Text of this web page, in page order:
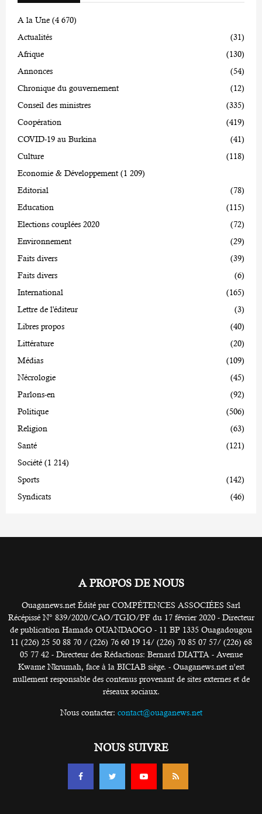
A la Une (4 670)
Actualités
(31)
Afrique
(130)
Annonces
(54)
Chronique du gouvernement
(12)
Conseil des ministres
(335)
Coopération
(419)
COVID-19 au Burkina
(41)
Culture
(118)
Economie & Développement (1 209)
Editorial
(78)
Education
(115)
Elections couplées 2020
(72)
Environnement
(29)
Faits divers
(39)
Faits divers
(6)
International
(165)
Lettre de l'éditeur
(3)
Libres propos
(40)
Littérature
(20)
Médias
(109)
Nécrologie
(45)
Parlons-en
(92)
Politique
(506)
Religion
(63)
Santé
(121)
Société (1 214)
Sports
(142)
Syndicats
(46)
A PROPOS DE NOUS
Ouaganews.net Édité par COMPÉTENCES ASSOCIÉES Sarl
Récépissé N° 839/2020/CAO/TGIO/PF du 17 février 2020 - Directeur
de publication Hamado OUANDAOGO - 11 BP 1335 Ouagadougou
11 (226) 25 50 88 70 / (226) 76 60 19 14/ (226) 70 85 07 57/ (226) 68
05 77 42 - Directeur des Rédactions: Bernard DIATTA - Avenue
Kwame Nkrumah, face à la BICIAB siège. - Ouaganews.net n’est
nullement responsable des contenus provenant de sites externes et de
réseaux sociaux.
Nous contacter: contact@ouaganews.net
NOUS SUIVRE